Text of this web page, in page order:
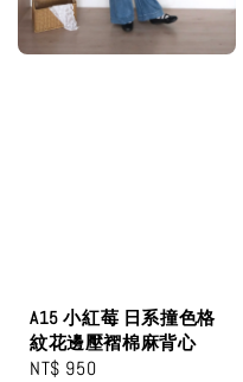
A15 小紅莓 日系撞色格
紋花邊壓褶棉麻背心
Regular
NT$ 950